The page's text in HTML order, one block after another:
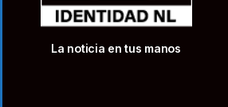
La noticia en tus manos